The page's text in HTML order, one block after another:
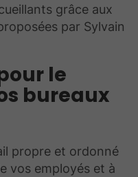
grâce aux
par Sylvain
le
bureaux
propre et ordonné
vos employés et à